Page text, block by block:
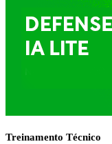
Treinamento Técnico